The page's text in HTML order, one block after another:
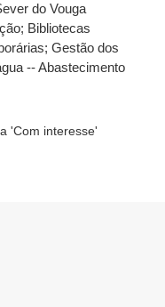
do Vouga
; Bibliotecas
;Gestão dos
-- Abastecimento
'Com interesse'